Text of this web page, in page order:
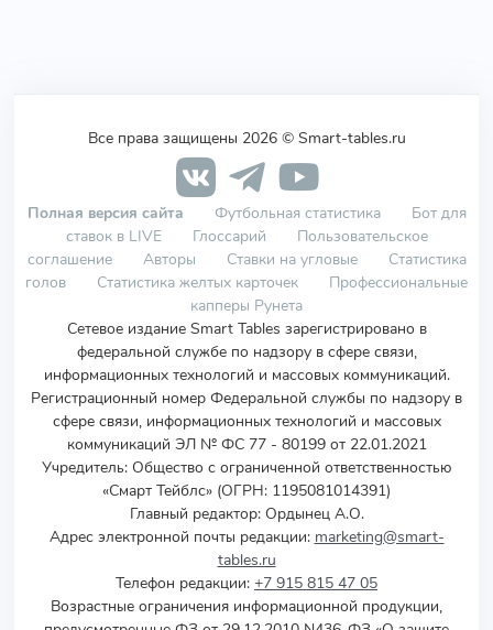
Все права защищены 2026 © Smart-tables.ru
Полная версия сайта Футбольная статистика
Бот для
ставок в LIVE
Глоссарий
Пользовательское
соглашение
Авторы Ставки на угловые
Статистика
голов
Статистика желтых карточек
Профессиональные
капперы Рунета
Сетевое издание Smart Tables зарегистрировано в
федеральной службе по надзору в сфере связи,
информационных технологий и массовых коммуникаций.
Регистрационный номер Федеральной службы по надзору в
сфере связи, информационных технологий и массовых
коммуникаций ЭЛ № ФС 77 - 80199 от 22.01.2021
Учредитель: Общество с ограниченной ответственностью
«Смарт Тейблс» (ОГРН: 1195081014391)
Главный редактор: Ордынец А.О.
Адрес электронной почты редакции: marketing@smart-
tables.ru
Телефон редакции: +7 915 815 47 05
Возрастные ограничения информационной продукции,